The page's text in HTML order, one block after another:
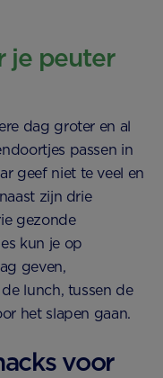
je peuter
dag groter en al
passen in
geef niet te veel en
zijn drie
gezonde
kun je op
geven,
lunch, tussen de
het slapen gaan.
voor